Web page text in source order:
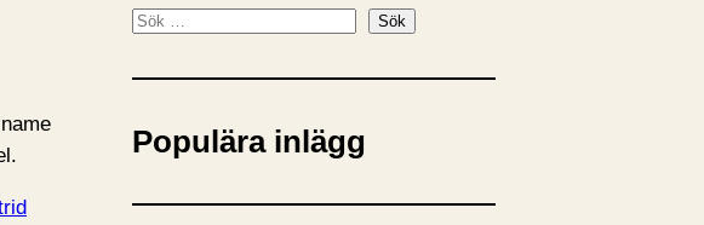
S
k
Sök
Populära inlägg